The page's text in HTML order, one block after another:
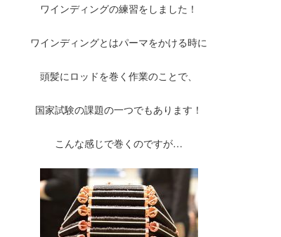
ワインディングの練習をしました！
ワインディングとはパーマをかける時に
頭髪にロッドを巻く作業のことで、
国家試験の課題の一つでもあります！
こんな感じで巻くのですが…